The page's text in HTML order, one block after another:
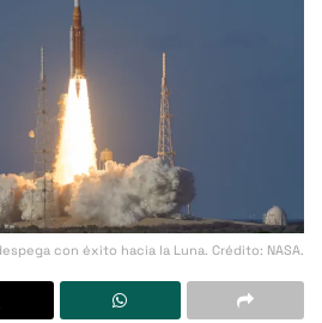
con éxito hacia la Luna. Crédito: NASA.